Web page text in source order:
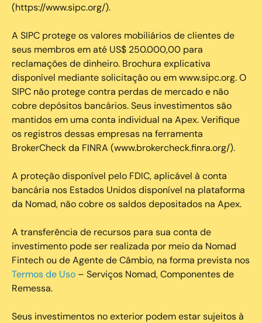
(https://www.sipc.org/).
A SIPC protege os valores mobiliários de clientes de
seus membros em até US$ 250.000,00 para
reclamações de dinheiro. Brochura explicativa
disponível mediante solicitação ou em www.sipc.org. O
SIPC não protege contra perdas de mercado e não
cobre depósitos bancários. Seus investimentos são
mantidos em uma conta individual na Apex. Verifique
os registros dessas empresas na ferramenta
BrokerCheck da FINRA (www.brokercheck.finra.org/).
A proteção disponível pelo FDIC, aplicável à conta
bancária nos Estados Unidos disponível na plataforma
da Nomad, não cobre os saldos depositados na Apex.
A transferência de recursos para sua conta de
investimento pode ser realizada por meio da Nomad
Fintech ou de Agente de Câmbio, na forma prevista nos
Termos de Uso – Serviços Nomad, Componentes de
Remessa.
Seus investimentos no exterior podem estar sujeitos à